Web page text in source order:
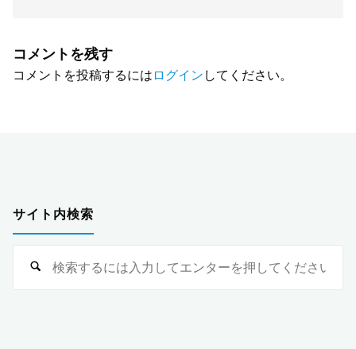
コメントを残す
コメントを投稿するには ログイン してください。
サイト内検索